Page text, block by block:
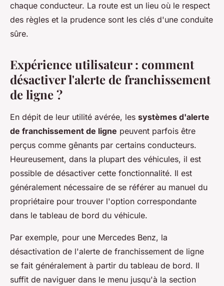
chaque conducteur. La route est un lieu où le respect
des règles et la prudence sont les clés d'une conduite
sûre.
Expérience utilisateur : comment
désactiver l'alerte de franchissement
de ligne ?
En dépit de leur utilité avérée, les systèmes d'alerte
de franchissement de ligne peuvent parfois être
perçus comme gênants par certains conducteurs.
Heureusement, dans la plupart des véhicules, il est
possible de désactiver cette fonctionnalité. Il est
généralement nécessaire de se référer au manuel du
propriétaire pour trouver l'option correspondante
dans le tableau de bord du véhicule.
Par exemple, pour une Mercedes Benz, la
désactivation de l'alerte de franchissement de ligne
se fait généralement à partir du tableau de bord. Il
suffit de naviguer dans le menu jusqu'à la section